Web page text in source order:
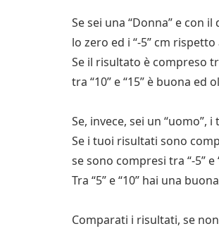
Se sei una “Donna” e con
lo zero ed i “-5” cm
Se il risultato è compreso
tra “10” e “15” è buona ed
Se, invece, sei un “uomo”,
Se i tuoi risultati sono
se sono compresi tra “-5” e
Tra “5” e “10” hai una
Comparati i risultati, se